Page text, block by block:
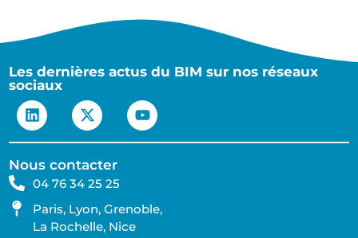
Les dernières actus du BIM sur nos réseaux
sociaux
Nous contacter
04 76 34 25 25
Paris, Lyon, Grenoble,
La Rochelle, Nice